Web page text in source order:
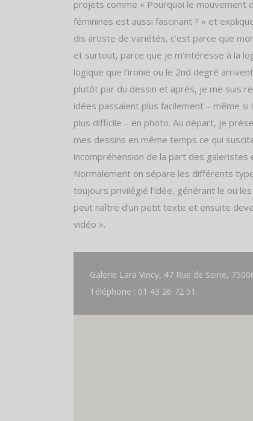
projets comme « Pourquoi le mouvement
féminines est aussi fascinant ? » et
dis artiste de variétés, c’est parce que
et surtout, parce que je m’intéresse à la
logique que l’ironie ou le 2nd degré
plutôt par du dessin et après, je me suis
idées passaient plus facilement – même si
plus difficile – en photo. Au départ, je
mes dessins en même temps ce qui
incompréhension de la part des galeristes
Normalement on sépare les différents
toujours privilégié l’idée, générant le ou
peut naître d’un petit texte et ensuite
vidéo ».
Galerie Lara Vincy, 47 Rue de Seine,
Téléphone : 01 43 26 72 51.